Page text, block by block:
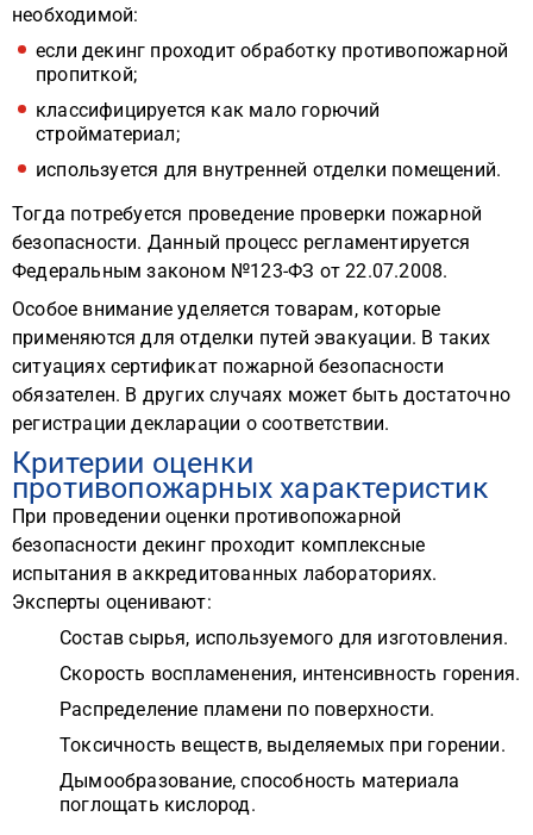
необходимой:
если декинг проходит обработку противопожарной
пропиткой;
классифицируется как мало горючий
стройматериал;
используется для внутренней отделки помещений.
Тогда потребуется проведение проверки пожарной
безопасности. Данный процесс регламентируется
Федеральным законом №123-ФЗ от 22.07.2008.
Особое внимание уделяется товарам, которые
применяются для отделки путей эвакуации. В таких
ситуациях сертификат пожарной безопасности
обязателен. В других случаях может быть достаточно
регистрации декларации о соответствии.
Критерии оценки
противопожарных характеристик
При проведении оценки противопожарной
безопасности декинг проходит комплексные
испытания в аккредитованных лабораториях.
Эксперты оценивают:
Состав сырья, используемого для изготовления.
Скорость воспламенения, интенсивность горения.
Распределение пламени по поверхности.
Токсичность веществ, выделяемых при горении.
Дымообразование, способность материала
поглощать кислород.